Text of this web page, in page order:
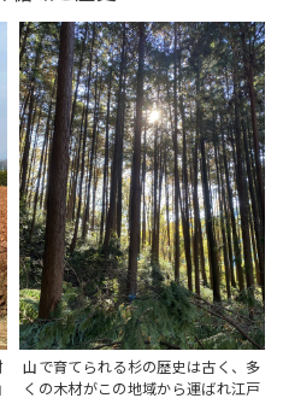
山で育てられる杉の歴史は古く、多
くの木材がこの地域から運ばれ江戸